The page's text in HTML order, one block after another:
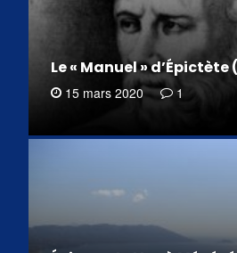
Le « Manuel » d’Épictète
15 mars 2020 1